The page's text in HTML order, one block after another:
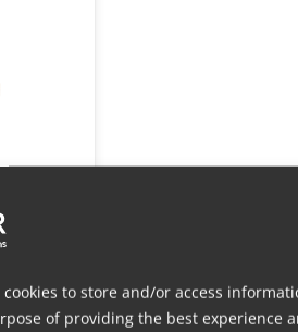
to store and/or access
of providing the best experience